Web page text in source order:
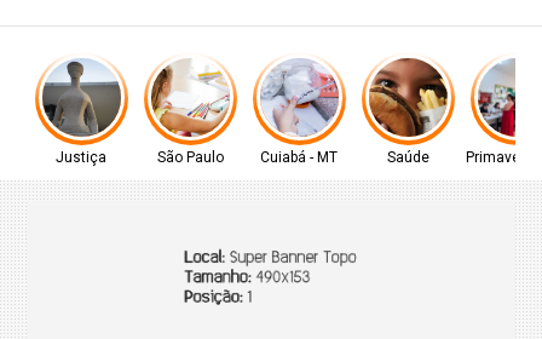
Justiça São Paulo Cuiabá - MT Saúde Primavera